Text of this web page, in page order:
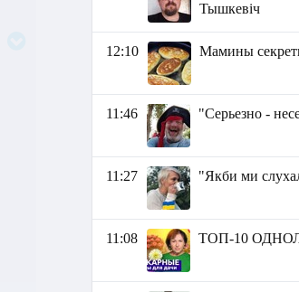
Тышкевіч
12:10 Мамины
11:46 "Серьезно -
11:27 "Якби ми
11:08 ТОП-10